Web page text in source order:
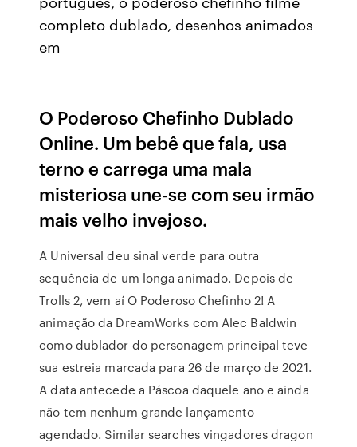
completo dublado, desenhos animados
em
O Poderoso Chefinho Dublado
Online. Um bebê que fala, usa
terno e carrega uma mala
misteriosa une-se com seu irmão
mais velho invejoso.
A Universal deu sinal verde para outra
sequência de um longa animado. Depois de
Trolls 2, vem aí O Poderoso Chefinho 2! A
animação da DreamWorks com Alec Baldwin
como dublador do personagem principal teve
sua estreia marcada para 26 de março de 2021.
A data antecede a Páscoa daquele ano e ainda
não tem nenhum grande lançamento
agendado. Similar searches vingadores dragon